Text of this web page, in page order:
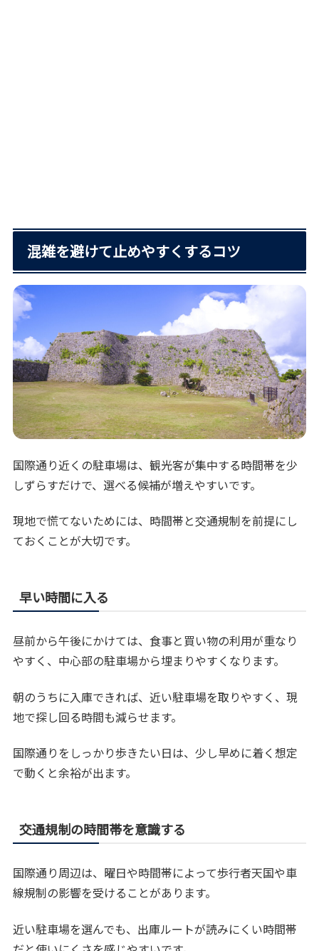
混雑を避けて止めやすくするコツ
国際通り近くの駐車場は、観光客が集中する時間帯を少
しずらすだけで、選べる候補が増えやすいです。
現地で慌てないためには、時間帯と交通規制を前提にし
ておくことが大切です。
早い時間に入る
昼前から午後にかけては、食事と買い物の利用が重なり
やすく、中心部の駐車場から埋まりやすくなります。
朝のうちに入庫できれば、近い駐車場を取りやすく、現
地で探し回る時間も減らせます。
国際通りをしっかり歩きたい日は、少し早めに着く想定
で動くと余裕が出ます。
交通規制の時間帯を意識する
国際通り周辺は、曜日や時間帯によって歩行者天国や車
線規制の影響を受けることがあります。
近い駐車場を選んでも、出庫ルートが読みにくい時間帯